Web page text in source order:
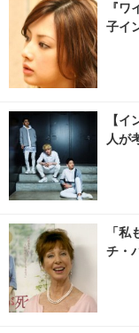
『
子イ
【
人が
「
チ・